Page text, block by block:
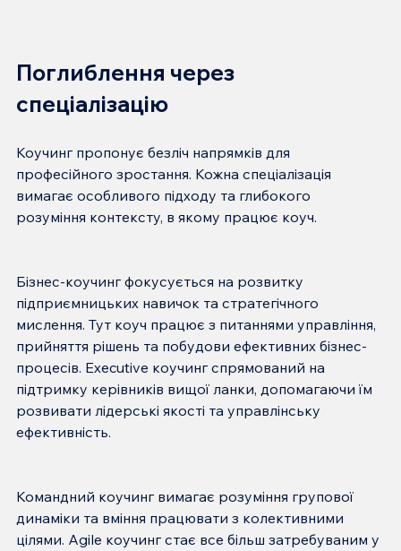
Поглиблення через
спеціалізацію
Коучинг пропонує безліч напрямків для
професійного зростання. Кожна спеціалізація
вимагає особливого підходу та глибокого
Бізнес-коучинг фокусується на розвитку
підприємницьких навичок та стратегічного
мислення. Тут коуч працює з питаннями управління,
прийняття рішень та побудови ефективних бізнес-
процесів. Executive коучинг спрямований на
підтримку керівників вищої ланки, допомагаючи їм
розвивати лідерські якості та управлінську
Командний коучинг вимагає розуміння групової
динаміки та вміння працювати з колективними
цілями. Agile коучинг стає все більш затребуваним у